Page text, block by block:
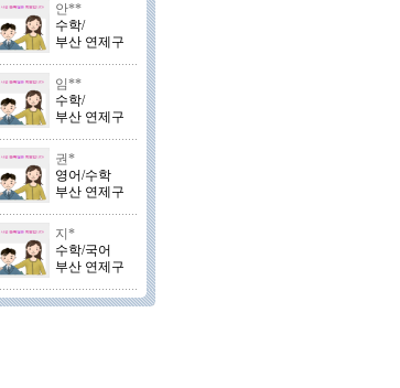
안**
수학/
부산 연제구
임**
수학/
부산 연제구
권*
영어/수학
부산 연제구
지*
수학/국어
부산 연제구